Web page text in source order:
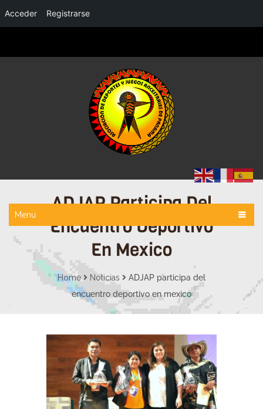
Acceder Registrarse
Menu
ADJAP Participa Del
Encuentro Deportivo
En Mexico
Home Noticias
ADJAP participa del
encuentro deportivo en mexico